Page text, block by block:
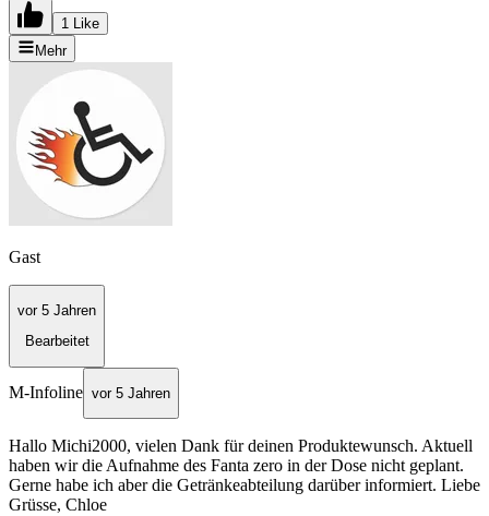
1 Like
Mehr
Gast
vor 5 Jahren
Bearbeitet
M-Infoline vor 5 Jahren
Hallo Michi2000, vielen Dank für deinen Produktewunsch. Aktuell
haben wir die Aufnahme des Fanta zero in der Dose nicht geplant.
Gerne habe ich aber die Getränkeabteilung darüber informiert. Liebe
Grüsse, Chloe